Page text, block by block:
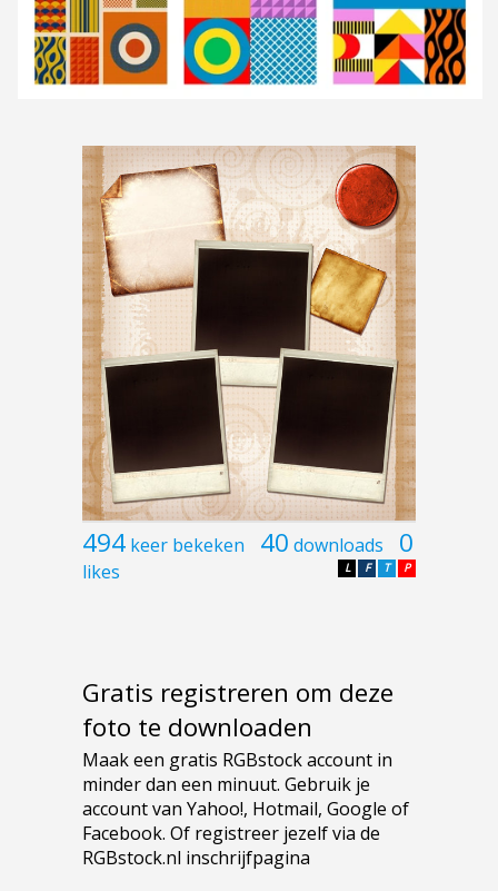
494 keer bekeken 40 downloads 0
likes P
T
F
L
Gratis registreren om deze
foto te downloaden